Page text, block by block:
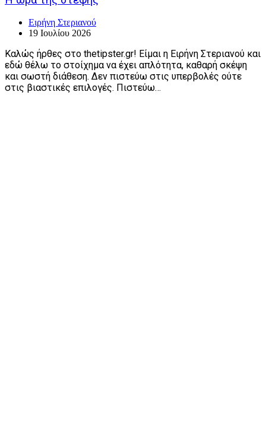
Ειρήνη Στεριανού
19 Ιουλίου 2026
Καλώς ήρθες στο thetipster.gr! Είμαι η Ειρήνη Στεριανού και
εδώ θέλω το στοίχημα να έχει απλότητα, καθαρή σκέψη
και σωστή διάθεση. Δεν πιστεύω στις υπερβολές ούτε
στις βιαστικές επιλογές. Πιστεύω…